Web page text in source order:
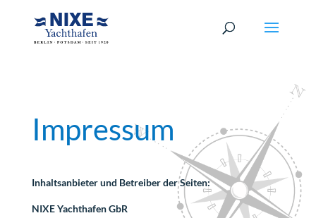
Impressum
Inhaltsanbieter und Betreiber der Seiten:
NIXE Yachthafen GbR